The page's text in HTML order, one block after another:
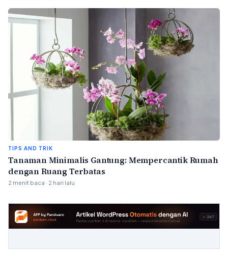
TIPS AND TRIK
Tanaman Minimalis Gantung: Mempercantik Rumah
dengan Ruang Terbatas
2 menit baca · 2 hari lalu